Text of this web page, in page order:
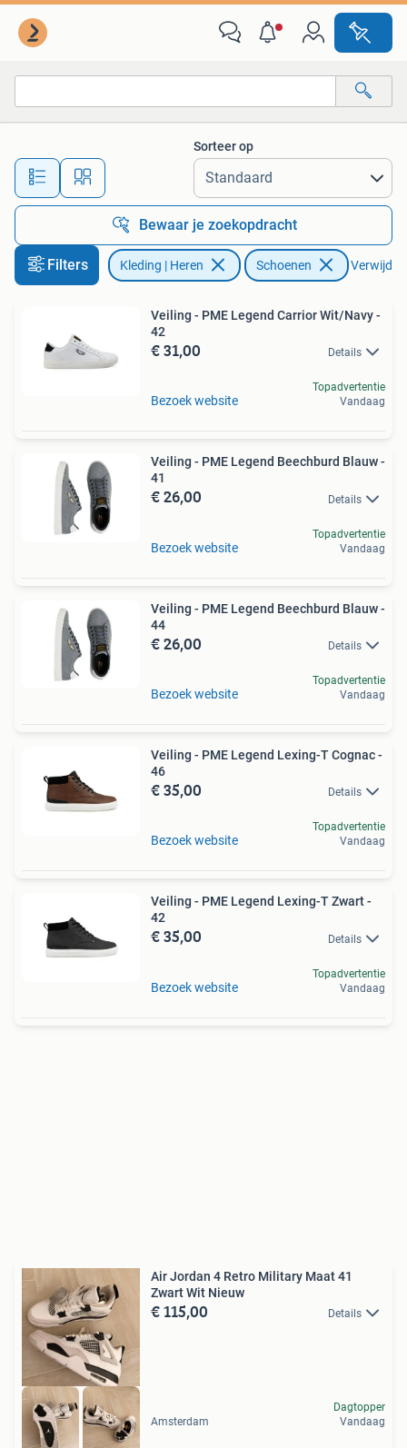
Alle afstanden…
Sorteer op
Bewaar je zoekopdracht
Filters Kleding | Heren Schoenen Verwijder
Veiling - PME Legend Carrior Wit/Navy -
42
€ 31,00 Details
Bezoek website
Topadvertentie
Vandaag
Veiling - PME Legend Beechburd Blauw -
41
€ 26,00 Details
Bezoek website
Topadvertentie
Vandaag
Veiling - PME Legend Beechburd Blauw -
44
€ 26,00 Details
Bezoek website
Topadvertentie
Vandaag
Veiling - PME Legend Lexing-T Cognac -
46
€ 35,00 Details
Bezoek website
Topadvertentie
Vandaag
Veiling - PME Legend Lexing-T Zwart -
42
€ 35,00 Details
Bezoek website
Topadvertentie
Vandaag
Air Jordan 4 Retro Military Maat 41
Zwart Wit Nieuw
€ 115,00 Details
Amsterdam
Dagtopper
Vandaag